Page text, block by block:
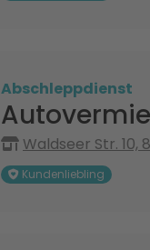
Abschleppdienst
Waldseer Str. 10,
Kundenliebling